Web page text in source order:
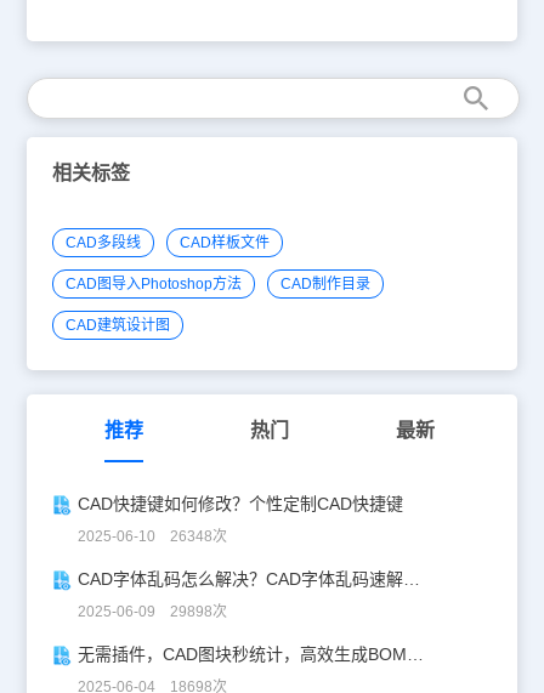
软件，然后找到并依次点击【平面设计】→【弱电平面】→【设备布
置】，如下图所示：右键点击图库界面标号为“电气软件”的位置，即
可调出如下图所示菜单：【图库管理】点击该项，进入图库管理界
面。 【窗口风格】可以切换窗口风格，有三种选项：标准窗口、精
简窗口、图中取块。【参数窗口】默认是关闭状态，选择打开状态
时，用户可以在插入图块的时候同时进行赋值，赋过值 的设备自动
择显示图块的格数，格数越少，一次显示的图块数量越少。 【放大
状态】选择此项，鼠标左键点击图块时，自动放大该图块，方便查看
图块细节。 【图块参数窗口】选择“显示”，布置设备时弹出“图块插
入参数”；选择“隐藏”，则不布置设备时， 不显示“图块插入参数”对话
框。以上就是小编给大家整理的免费CAD软件浩辰CAD电气软件的
弱电平面设计中符号库的相关设置技巧，是不是很简单呢？感兴趣的
相关标签
CAD多段线 CAD样板文件
CAD图导入Photoshop方法 CAD制作目录
CAD建筑设计图
推荐 热门 最新
CAD快捷键如何修改？个性定制CAD快捷键
2025-06-10 26348次
CAD字体乱码怎么解决？CAD字体乱码速解指南
2025-06-09 29898次
无需插件，CAD图块秒统计，高效生成BOM表！
2025-06-04 18698次